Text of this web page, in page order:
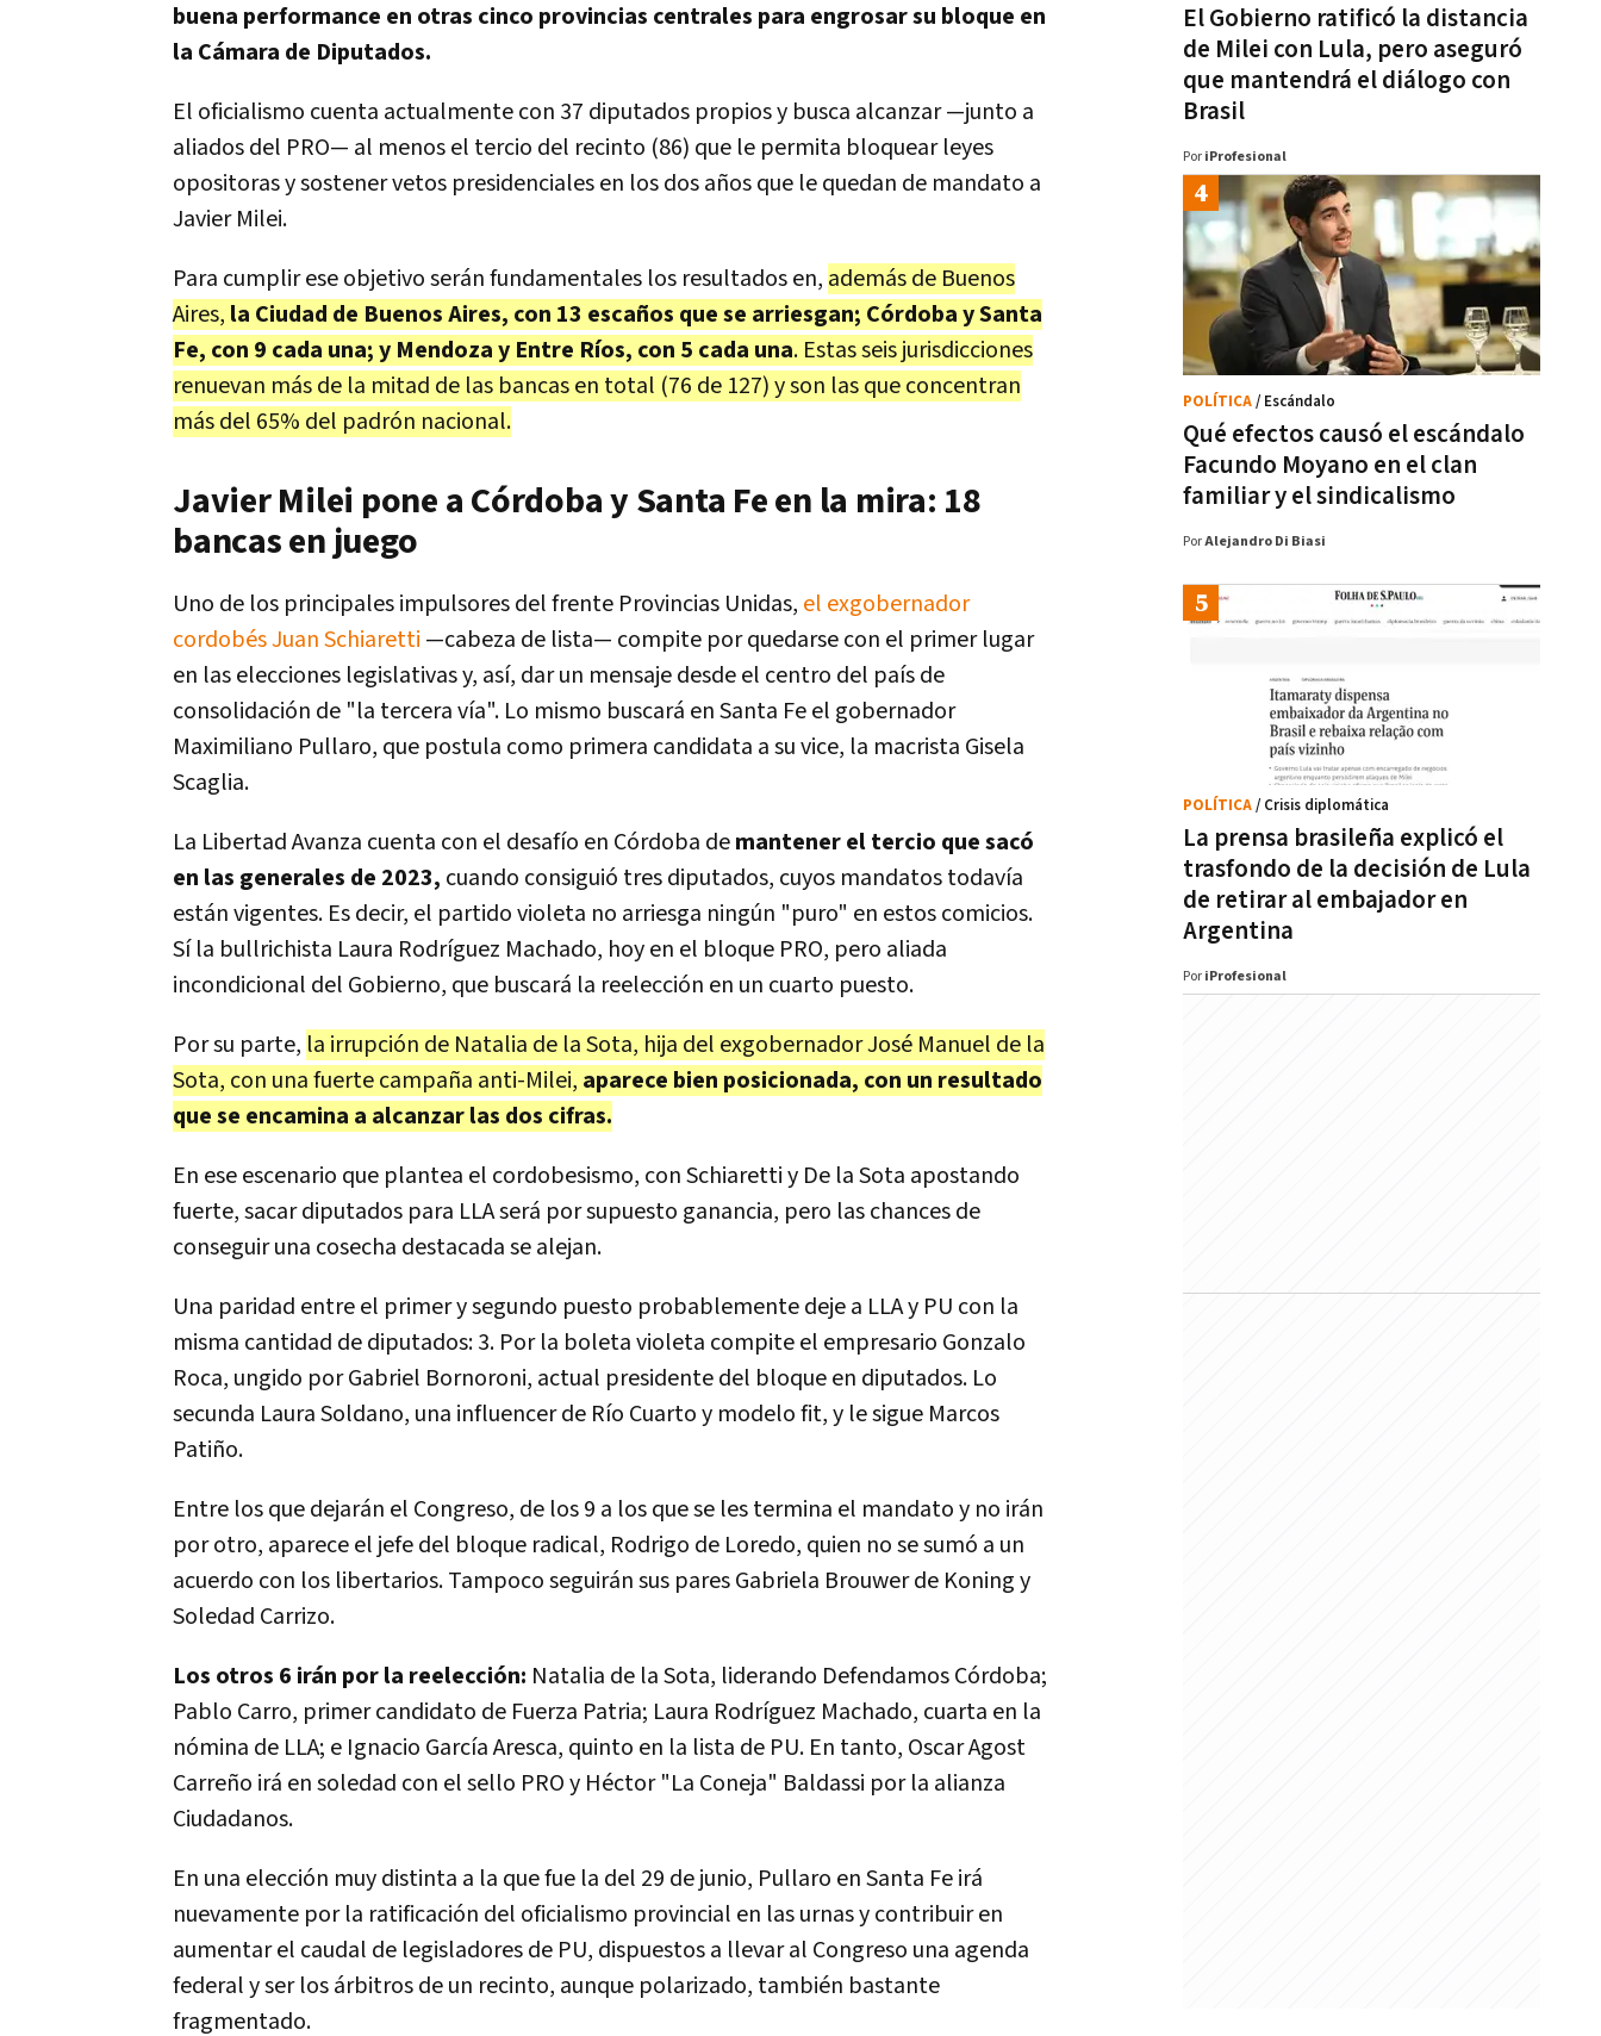
buena performance en otras cinco provincias centrales para engrosar su bloque en
la Cámara de Diputados.
El oficialismo cuenta actualmente con 37 diputados propios y busca alcanzar —junto a
aliados del PRO— al menos el tercio del recinto (86) que le permita bloquear leyes
opositoras y sostener vetos presidenciales en los dos años que le quedan de mandato a
Javier Milei.
Para cumplir ese objetivo serán fundamentales los resultados en, además de Buenos
Aires, la Ciudad de Buenos Aires, con 13 escaños que se arriesgan; Córdoba y Santa
Fe, con 9 cada una; y Mendoza y Entre Ríos, con 5 cada una. Estas seis jurisdicciones
renuevan más de la mitad de las bancas en total (76 de 127) y son las que concentran
más del 65% del padrón nacional.
Javier Milei pone a Córdoba y Santa Fe en la mira: 18
bancas en juego
Uno de los principales impulsores del frente Provincias Unidas, el exgobernador
cordobés Juan Schiaretti —cabeza de lista— compite por quedarse con el primer lugar
en las elecciones legislativas y, así, dar un mensaje desde el centro del país de
consolidación de "la tercera vía". Lo mismo buscará en Santa Fe el gobernador
Maximiliano Pullaro, que postula como primera candidata a su vice, la macrista Gisela
Scaglia.
La Libertad Avanza cuenta con el desafío en Córdoba demantener el tercio que sacó
en las generales de 2023, cuando consiguió tres diputados, cuyos mandatos todavía
están vigentes. Es decir, el partido violeta no arriesga ningún "puro" en estos comicios.
Sí la bullrichista Laura Rodríguez Machado, hoy en el bloque PRO, pero aliada
incondicional del Gobierno, que buscará la reelección en un cuarto puesto.
Por su parte, la irrupción de Natalia de la Sota, hija del exgobernador José Manuel de la
Sota, con una fuerte campaña anti-Milei, aparece bien posicionada, con un resultado
que se encamina a alcanzar las dos cifras.
En ese escenario que plantea el cordobesismo, con Schiaretti y De la Sota apostando
fuerte, sacar diputados para LLA será por supuesto ganancia, pero las chances de
conseguir una cosecha destacada se alejan.
Una paridad entre el primer y segundo puesto probablemente deje a LLA y PU con la
misma cantidad de diputados: 3. Por la boleta violeta compite el empresario Gonzalo
Roca, ungido por Gabriel Bornoroni, actual presidente del bloque en diputados. Lo
secunda Laura Soldano, una influencer de Río Cuarto y modelo fit, y le sigue Marcos
Patiño.
Entre los que dejarán el Congreso, de los 9 a los que se les termina el mandato y no irán
por otro, aparece el jefe del bloque radical, Rodrigo de Loredo, quien no se sumó a un
acuerdo con los libertarios. Tampoco seguirán sus pares Gabriela Brouwer de Koning y
Soledad Carrizo.
Los otros 6 irán por la reelección: Natalia de la Sota, liderando Defendamos Córdoba;
Pablo Carro, primer candidato de Fuerza Patria; Laura Rodríguez Machado, cuarta en la
nómina de LLA; e Ignacio García Aresca, quinto en la lista de PU. En tanto, Oscar Agost
Carreño irá en soledad con el sello PRO y Héctor "La Coneja" Baldassi por la alianza
Ciudadanos.
En una elección muy distinta a la que fue la del 29 de junio, Pullaro en Santa Fe irá
nuevamente por la ratificación del oficialismo provincial en las urnas y contribuir en
aumentar el caudal de legisladores de PU, dispuestos a llevar al Congreso una agenda
federal y ser los árbitros de un recinto, aunque polarizado, también bastante
fragmentado.
El Gobierno ratificó la distancia
de Milei con Lula, pero aseguró
que mantendrá el diálogo con
Brasil
Por iProfesional
Qué efectos causó el escándalo
Facundo Moyano en el clan
familiar y el sindicalismo
POLÍTICA/ Escándalo
PorAlejandro Di Biasi
La prensa brasileña explicó el
trasfondo de la decisión de Lula
de retirar al embajador en
Argentina
POLÍTICA/ Crisis diplomática
Por iProfesional